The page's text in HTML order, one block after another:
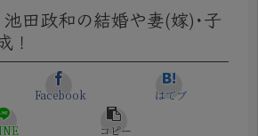
池田政和の結婚や妻(嫁)･子
！
Facebook はてブ
コピー